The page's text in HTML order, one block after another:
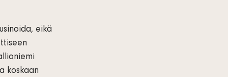
eikä
koskaan